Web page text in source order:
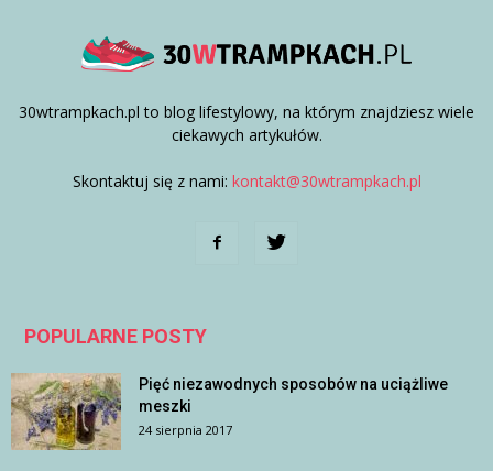
30wtrampkach.pl to blog lifestylowy, na którym znajdziesz wiele
ciekawych artykułów.
Skontaktuj się z nami: kontakt@30wtrampkach.pl
POPULARNE POSTY
Pięć niezawodnych sposobów na uciążliwe
meszki
24 sierpnia 2017